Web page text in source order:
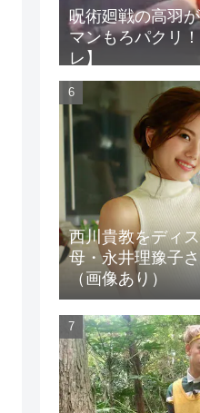
呪術廻戦の高羽
マンもろパクリ
レ】
西川貴教をディ
母・永井理豫子
（画像あり）